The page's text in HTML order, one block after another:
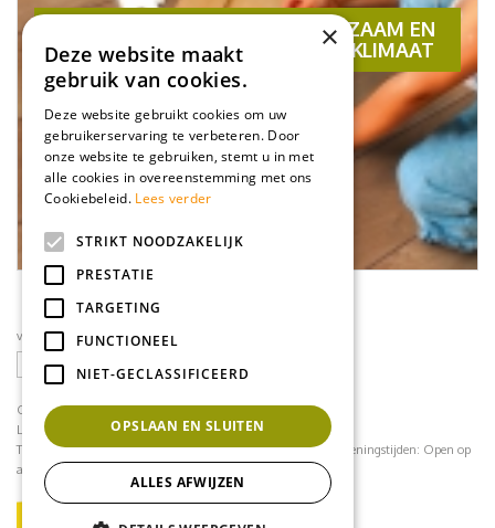
PVC VLOEREN ZIJN OOK DUURZAAM EN
VOOR EEN GEZONDER BINNENKLIMAAT
volg ons op social media
CONTACT
Loodijk 24
1243 JB 's Graveland
Telefoonnummer:035 - 64 22 708 contact@mflorshop.nl Openingstijden: Open op
afspraak
×
Deze website maakt
gebruik van cookies.
Deze website gebruikt cookies om uw
gebruikerservaring te verbeteren. Door
onze website te gebruiken, stemt u in met
alle cookies in overeenstemming met ons
Cookiebeleid. Lees verder
STRIKT NOODZAKELIJK
PRESTATIE
TARGETING
FUNCTIONEEL
NIET-GECLASSIFICEERD
OPSLAAN EN SLUITEN
ALLES AFWIJZEN